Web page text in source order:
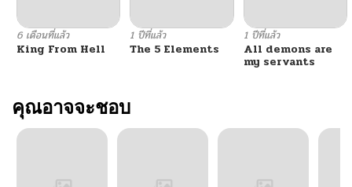
6 เดือนที่แล้ว
King From Hell
1 ปีที่แล้ว
The 5 Elements
1 ปีที่แล้ว
All demons are
my servants
คุณอาจจะชอบ